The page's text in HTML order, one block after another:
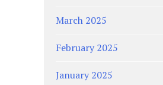
March 2025
February 2025
January 2025